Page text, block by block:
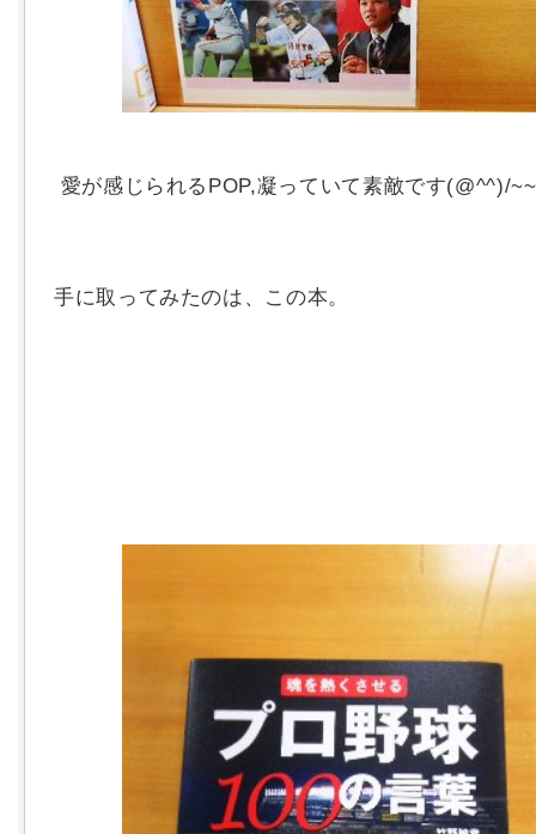
愛が感じられるPOP,凝っていて素敵です(@^^)/
手に取ってみたのは、この本。